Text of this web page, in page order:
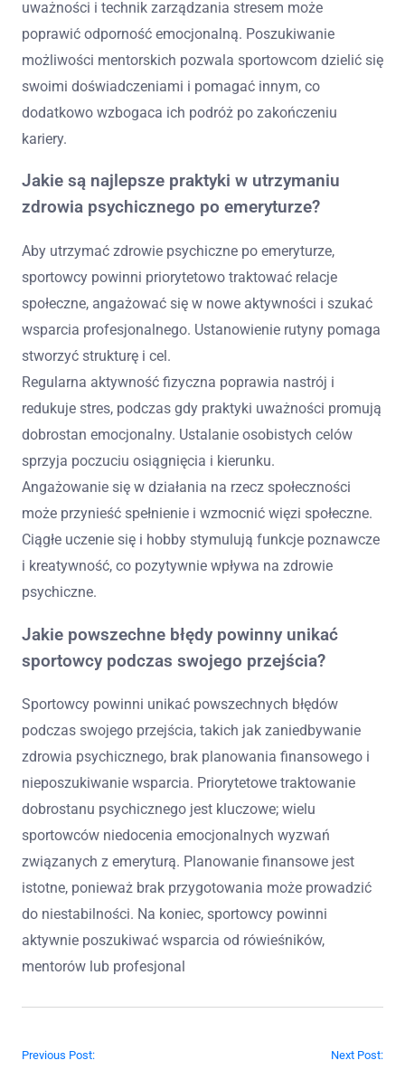
uważności i technik zarządzania stresem może
poprawić odporność emocjonalną. Poszukiwanie
możliwości mentorskich pozwala sportowcom dzielić się
swoimi doświadczeniami i pomagać innym, co
dodatkowo wzbogaca ich podróż po zakończeniu
kariery.
Jakie są najlepsze praktyki w utrzymaniu
zdrowia psychicznego po emeryturze?
Aby utrzymać zdrowie psychiczne po emeryturze,
sportowcy powinni priorytetowo traktować relacje
społeczne, angażować się w nowe aktywności i szukać
wsparcia profesjonalnego. Ustanowienie rutyny pomaga
stworzyć strukturę i cel.
Regularna aktywność fizyczna poprawia nastrój i
redukuje stres, podczas gdy praktyki uważności promują
dobrostan emocjonalny. Ustalanie osobistych celów
sprzyja poczuciu osiągnięcia i kierunku.
Angażowanie się w działania na rzecz społeczności
może przynieść spełnienie i wzmocnić więzi społeczne.
Ciągłe uczenie się i hobby stymulują funkcje poznawcze
i kreatywność, co pozytywnie wpływa na zdrowie
psychiczne.
Jakie powszechne błędy powinny unikać
sportowcy podczas swojego przejścia?
Sportowcy powinni unikać powszechnych błędów
podczas swojego przejścia, takich jak zaniedbywanie
zdrowia psychicznego, brak planowania finansowego i
nieposzukiwanie wsparcia. Priorytetowe traktowanie
dobrostanu psychicznego jest kluczowe; wielu
sportowców niedocenia emocjonalnych wyzwań
związanych z emeryturą. Planowanie finansowe jest
istotne, ponieważ brak przygotowania może prowadzić
do niestabilności. Na koniec, sportowcy powinni
aktywnie poszukiwać wsparcia od rówieśników,
mentorów lub profesjonal
Post navigation
Previous Post: Next Post: